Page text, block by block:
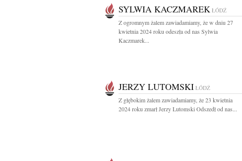
SYLWIA KACZMAREK ŁÓDŹ
Z ogromnym żalem zawiadamiamy, że w dniu 27
kwietnia 2024 roku odeszła od nas Sylwia
Kaczmarek...
JERZY LUTOMSKI ŁÓDŹ
Z głębokim żalem zawiadamiamy, że 23 kwietnia
2024 roku zmarł Jerzy Lutomski Odszedł od nas...